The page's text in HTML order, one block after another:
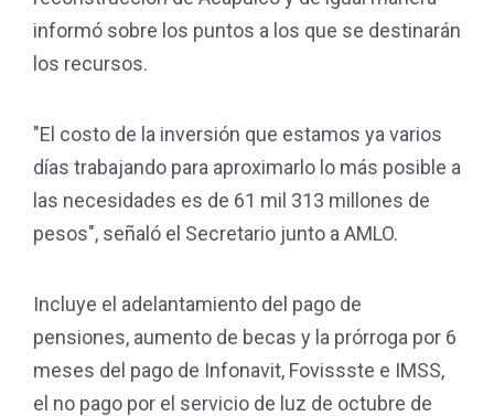
informó sobre los puntos a los que se destinarán
los recursos.
"El costo de la inversión que estamos ya varios
días trabajando para aproximarlo lo más posible a
las necesidades es de 61 mil 313 millones de
pesos", señaló el Secretario junto a AMLO.
Incluye el adelantamiento del pago de
pensiones, aumento de becas y la prórroga por 6
meses del pago de Infonavit, Fovissste e IMSS,
el no pago por el servicio de luz de octubre de